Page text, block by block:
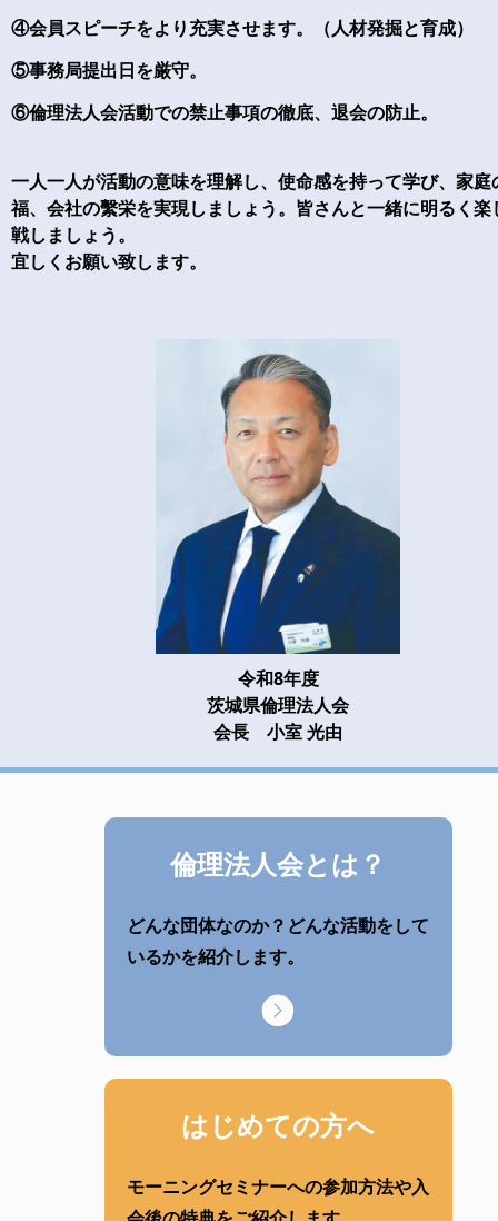
④会員スピーチをより充実させます。（人材発掘と育成）
⑤事務局提出日を厳守。
⑥倫理法人会活動での禁止事項の徹底、退会の防止。
一人一人が活動の意味を理解し、使命感を持って学び、家庭
福、会社の繫栄を実現しましょう。皆さんと一緒に明るく楽
戦しましょう。
宜しくお願い致します。
令和8年度
茨城県倫理法人会
会長 小室 光由
倫理法人会とは？
どんな団体なのか？どんな活動をして
いるかを紹介します。
はじめての方へ
モーニングセミナーへの参加方法や入